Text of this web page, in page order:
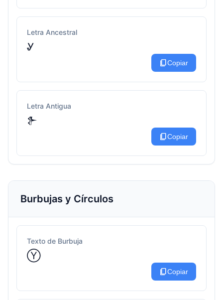
Letra Ancestral
Ꮍ
content_copyCopiar
Letra Antigua
𒉿
content_copyCopiar
Burbujas y Círculos
Texto de Burbuja
Ⓨ
content_copyCopiar